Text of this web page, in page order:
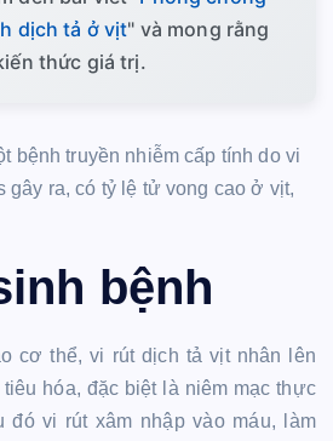
dịch tả ở vịt" và mong rằng
thức giá trị.
bệnh truyền nhiễm cấp tính do vi
gây ra, có tỷ lệ tử vong cao ở vịt,
bệnh
cơ thể, vi rút dịch tả vịt nhân lên
hóa, đặc biệt là niêm mạc thực
đó vi rút xâm nhập vào máu, làm